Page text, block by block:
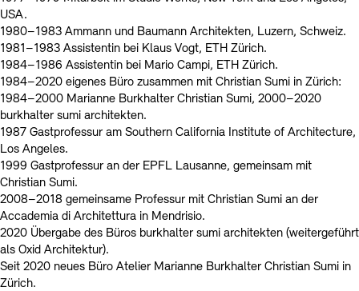
USA.
1980–1983 Ammann und Baumann Architekten, Luzern, Schweiz.
1981–1983 Assistentin bei Klaus Vogt, ETH Zürich.
1984–1986 Assistentin bei Mario Campi, ETH Zürich.
1984–2020 eigenes Büro zusammen mit Christian Sumi in Zürich:
1984–2000 Marianne Burkhalter Christian Sumi, 2000–2020
burkhalter sumi architekten.
1987 Gastprofessur am Southern California Institute of Architecture,
Los Angeles.
1999 Gastprofessur an der EPFL Lausanne, gemeinsam mit
Christian Sumi.
2008–2018 gemeinsame Professur mit Christian Sumi an der
Accademia di Architettura in Mendrisio.
2020 Übergabe des Büros burkhalter sumi architekten (weitergeführt
als Oxid Architektur).
Seit 2020 neues Büro Atelier Marianne Burkhalter Christian Sumi in
Zürich.